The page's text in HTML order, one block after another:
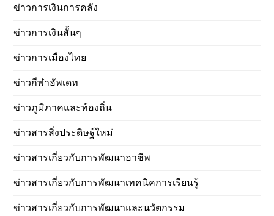
ข่าวการเงินการคลัง
ข่าวการเงินสั้นๆ
ข่าวการเมืองไทย
ข่าวกีฬาอัพเดท
ข่าวภูมิภาคและท้องถิ่น
ข่าวสารสิ่งประดิษฐ์ใหม่
ข่าวสารเกี่ยวกับการพัฒนาอาชีพ
ข่าวสารเกี่ยวกับการพัฒนาเทคนิคการเรียนรู้
ข่าวสารเกี่ยวกับการพัฒนาและนวัตกรรม